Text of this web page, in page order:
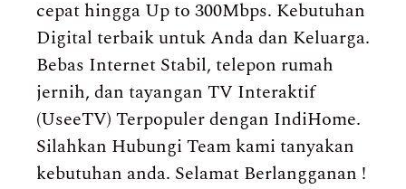
cepat hingga Up to 300Mbps. Kebutuhan
Digital terbaik untuk Anda dan Keluarga.
Bebas Internet Stabil, telepon rumah
jernih, dan tayangan TV Interaktif
(UseeTV) Terpopuler dengan IndiHome.
Silahkan Hubungi Team kami tanyakan
kebutuhan anda. Selamat Berlangganan !